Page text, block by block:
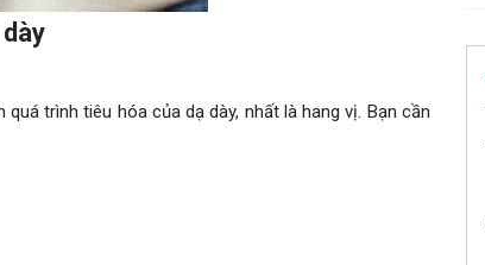
trình tiêu hóa của dạ dày, nhất là hang vị. Bạn cần